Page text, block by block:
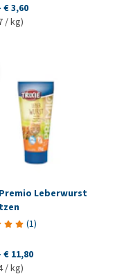
€ 3,60
/ kg)
Leberwurst
(1)
€ 11,80
/ kg)